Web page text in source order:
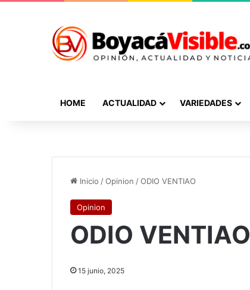
HOME ACTUALIDAD VARIEDADES
Inicio /Opinion /ODIO VENTIAO
Opinion
ODIO VENTIAO
15 junio, 2025